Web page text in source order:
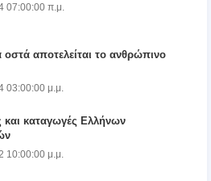
07:00:00 π.μ.
αποτελείται το ανθρώπινο
03:00:00 μ.μ.
και καταγωγές Ελλήνων
10:00:00 μ.μ.